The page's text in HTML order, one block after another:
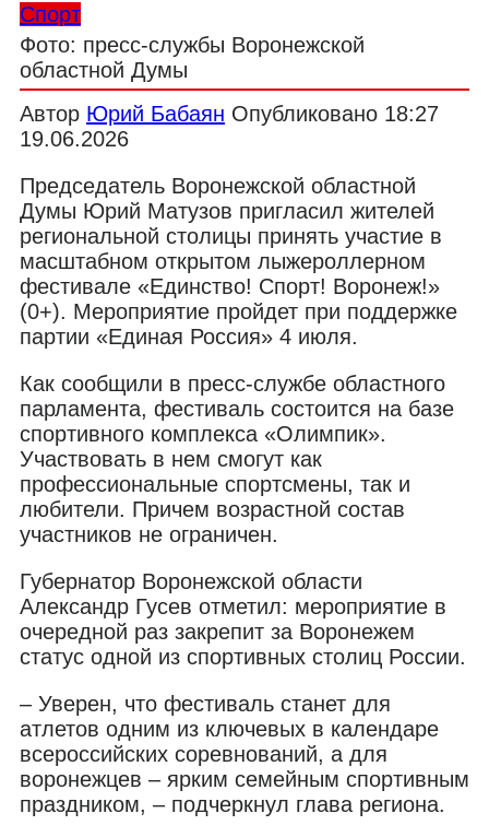
Спорт
Фото: пресс-службы Воронежской
областной Думы
Автор Юрий Бабаян Опубликовано 18:27
19.06.2026
Председатель Воронежской областной
Думы Юрий Матузов пригласил жителей
региональной столицы принять участие в
масштабном открытом лыжероллерном
фестивале «Единство! Спорт! Воронеж!»
(0+). Мероприятие пройдет при поддержке
партии «Единая Россия» 4 июля.
Как сообщили в пресс-службе областного
парламента, фестиваль состоится на базе
спортивного комплекса «Олимпик».
Участвовать в нем смогут как
профессиональные спортсмены, так и
любители. Причем возрастной состав
участников не ограничен.
Губернатор Воронежской области
Александр Гусев отметил: мероприятие в
очередной раз закрепит за Воронежем
статус одной из спортивных столиц России.
– Уверен, что фестиваль станет для
атлетов одним из ключевых в календаре
всероссийских соревнований, а для
воронежцев – ярким семейным спортивным
праздником, – подчеркнул глава региона.